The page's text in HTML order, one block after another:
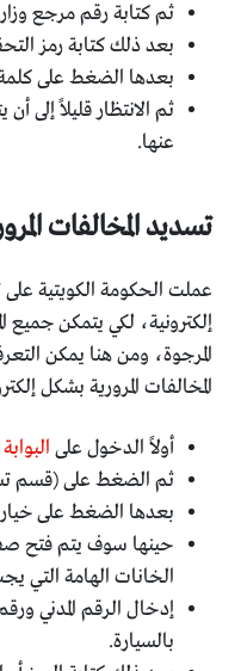
ثم كتابة رقم مرجع
بعد ذلك كتابة رمز
بعدها الضغط على
ثم الانتظار قليلاً إلى
عنها.
تسديد المخالفات
عملت الحكومة الكويتية
إلكترونية، لكي يتمكن جميع
المرجوة، ومن هنا يمكن
المخالفات المرورية بشكل
أولاً الدخول على
ثم الضغط على (قسم
بعدها الضغط على خيار
حينها سوف يتم فتح
الخانات الهامة التي
إدخال الرقم المدني
بالسيارة.